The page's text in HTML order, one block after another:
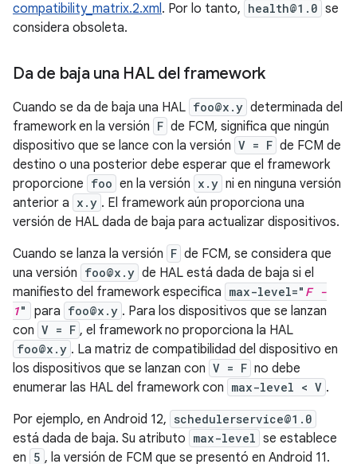
compatibility_matrix.2.xml. Por lo tanto, health@1.0 se
considera obsoleta.
Da de baja una HAL del framework
Cuando se da de baja una HAL foo@x.y determinada del
framework en la versión F de FCM, significa que ningún
dispositivo que se lance con la versión V = F de FCM de
destino o una posterior debe esperar que el framework
proporcione foo en la versión x.y ni en ninguna versión
anterior a x.y . El framework aún proporciona una
versión de HAL dada de baja para actualizar dispositivos.
Cuando se lanza la versión F de FCM, se considera que
una versión foo@x.y de HAL está dada de baja si el
manifiesto del framework especifica max-level=" F -
1" para foo@x.y . Para los dispositivos que se lanzan
con V = F , el framework no proporciona la HAL
foo@x.y . La matriz de compatibilidad del dispositivo en
los dispositivos que se lanzan con V = F no debe
enumerar las HAL del framework con max-level < V .
Por ejemplo, en Android 12, schedulerservice@1.0
está dada de baja. Su atributo max-level se establece
en 5 , la versión de FCM que se presentó en Android 11.